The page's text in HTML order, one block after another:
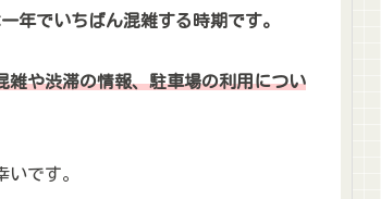
年でいちばん混雑する時期です。
雑や渋滞の情報、駐車場の利用につい
です。